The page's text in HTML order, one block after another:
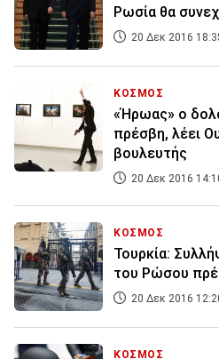
Ρωσία θα
20 Δεκ 2016
ΚΟΣΜΟΣ
«Ήρωας» ο
πρέσβη, λέει
βουλευτής
20 Δεκ 2016
ΚΟΣΜΟΣ
Τουρκία:
του Ρώσου
20 Δεκ 2016
ΚΟΣΜΟΣ